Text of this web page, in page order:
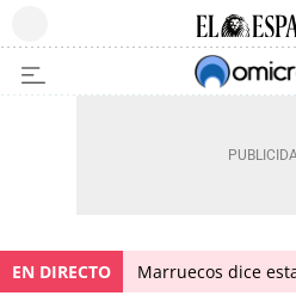
EN DIRECTO Marruecos dice